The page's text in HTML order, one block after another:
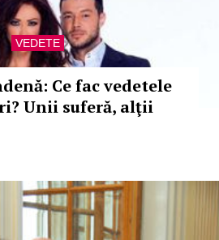
VEDETE
Ce fac vedetele
Unii suferă, alţii